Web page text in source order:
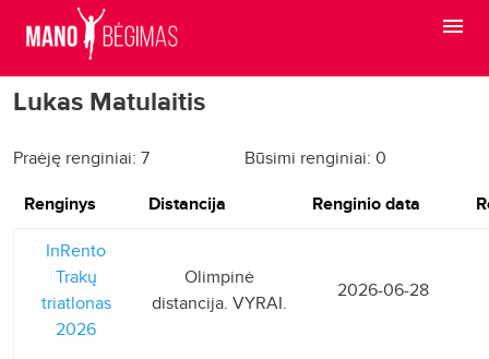
Lukas Matulaitis
Praėję renginiai: 7 Būsimi renginiai: 0
Renginys Distancija Renginio data
InRento
Trakų
triatlonas
2026
Olimpinė
distancija. VYRAI.
2026-06-28